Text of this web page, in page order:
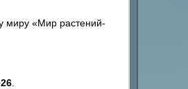
миру «Мир растений-